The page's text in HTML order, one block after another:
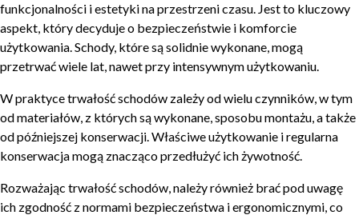
funkcjonalności i estetyki na przestrzeni czasu. Jest to kluczowy
aspekt, który decyduje o bezpieczeństwie i komforcie
użytkowania. Schody, które są solidnie wykonane, mogą
przetrwać wiele lat, nawet przy intensywnym użytkowaniu.
W praktyce trwałość schodów zależy od wielu czynników, w tym
od materiałów, z których są wykonane, sposobu montażu, a także
od późniejszej konserwacji. Właściwe użytkowanie i regularna
konserwacja mogą znacząco przedłużyć ich żywotność.
Rozważając trwałość schodów, należy również brać pod uwagę
ich zgodność z normami bezpieczeństwa i ergonomicznymi, co